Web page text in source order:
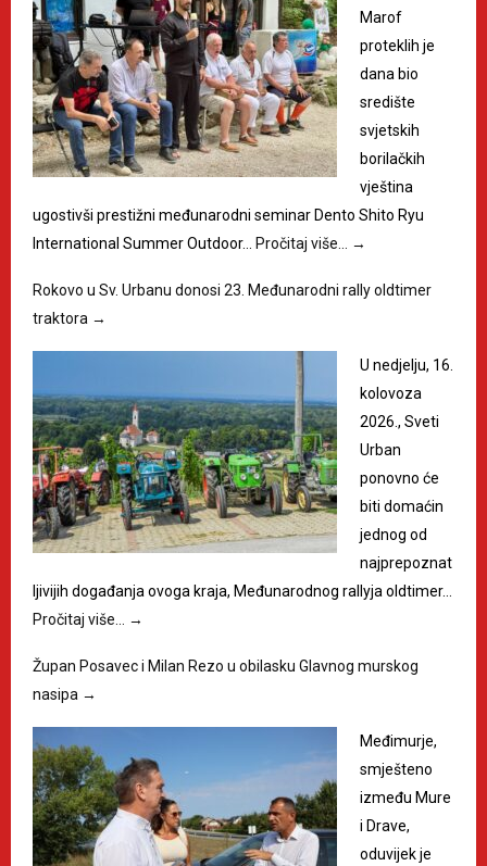
Marof
proteklih je
dana bio
središte
svjetskih
borilačkih
vještina
ugostivši prestižni međunarodni seminar Dento Shito Ryu
International Summer Outdoor…
Pročitaj više… →
Rokovo u Sv. Urbanu donosi 23. Međunarodni rally oldtimer
traktora →
U nedjelju, 16.
kolovoza
2026., Sveti
Urban
ponovno će
biti domaćin
jednog od
najprepoznat
ljivijih događanja ovoga kraja, Međunarodnog rallyja oldtimer…
Pročitaj više…
→
Župan Posavec i Milan Rezo u obilasku Glavnog murskog
nasipa →
Međimurje,
smješteno
između Mure
i Drave,
oduvijek je